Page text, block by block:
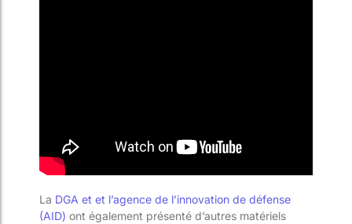
La DGA et et l’agence de l’innovation de défense
(AID) ont également présenté d’autres matériels